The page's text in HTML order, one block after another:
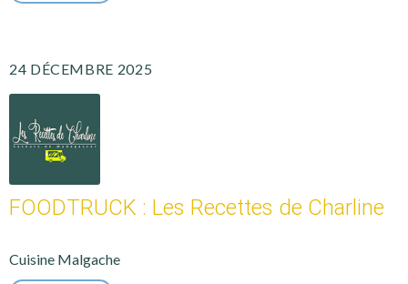
24 DÉCEMBRE 2025
FOODTRUCK : Les Recettes de Charline
Cuisine Malgache